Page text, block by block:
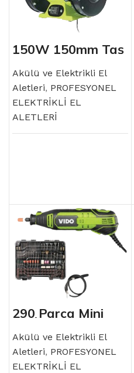
150W 150mm Taş
Motoru
Akülü ve Elektrikli El
Aletleri, PROFESYONEL
ELEKTRİKLİ EL
ALETLERİ
290 Parça Mini
Taşlama Seti
Akülü ve Elektrikli El
Aletleri, PROFESYONEL
ELEKTRİKLİ EL